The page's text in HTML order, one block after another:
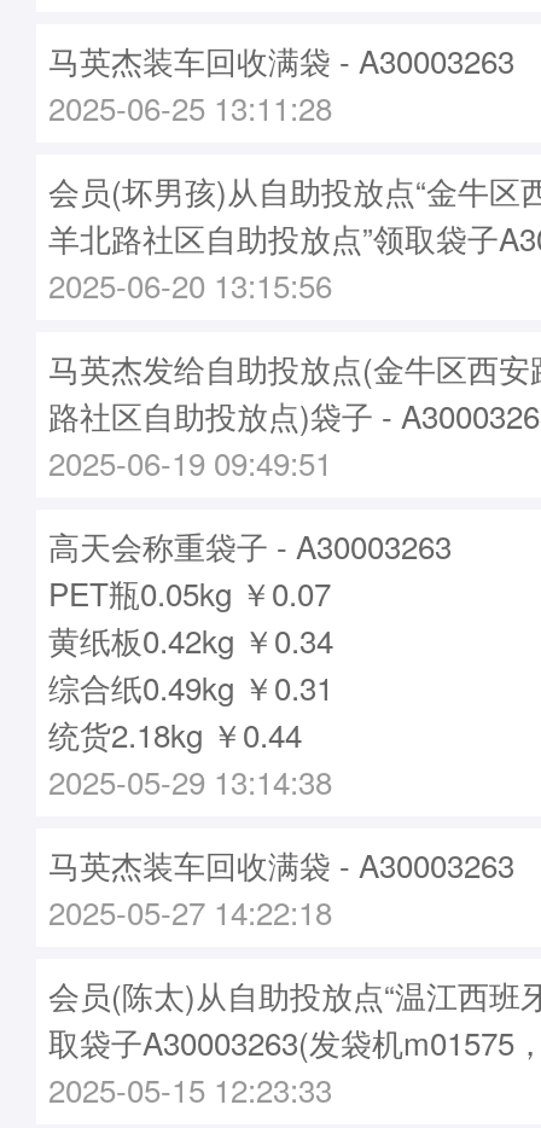
马英杰装车回收满袋 - A30003263
2025-06-25 13:11:28
会员(坏男孩)从自助投放点“金牛区
羊北路社区自助投放点”领取袋子
2025-06-20 13:15:56
马英杰发给自助投放点(金牛区西
路社区自助投放点)袋子 -
2025-06-19 09:49:51
高天会称重袋子 - A30003263
PET瓶0.05kg ￥0.07
黄纸板0.42kg ￥0.34
综合纸0.49kg ￥0.31
统货2.18kg ￥0.44
2025-05-29 13:14:38
马英杰装车回收满袋 - A30003263
2025-05-27 14:22:18
会员(陈太)从自助投放点“温江西班
取袋子A30003263(发袋机m01575
2025-05-15 12:23:33